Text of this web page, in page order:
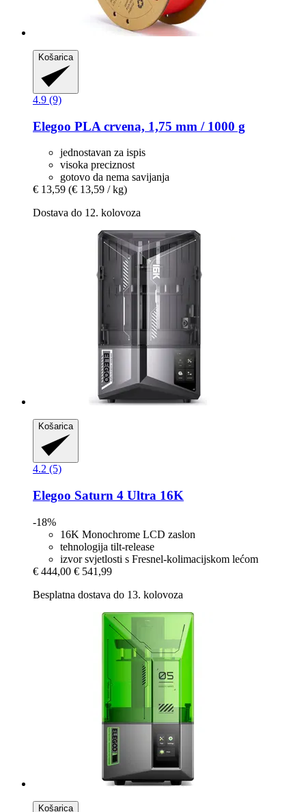
Košarica
4.9 (9)
Elegoo PLA crvena, 1,75 mm / 1000 g
jednostavan za ispis
visoka preciznost
gotovo da nema savijanja
€ 13,59 (€ 13,59 / kg)
Dostava do 12. kolovoza
Košarica
4.2 (5)
Elegoo Saturn 4 Ultra 16K
-18%
16K Monochrome LCD zaslon
tehnologija tilt-release
izvor svjetlosti s Fresnel-kolimacijskom lećom
€ 444,00 € 541,99
Besplatna dostava do 13. kolovoza
Košarica